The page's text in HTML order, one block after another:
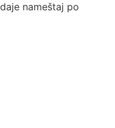
nameštaj po